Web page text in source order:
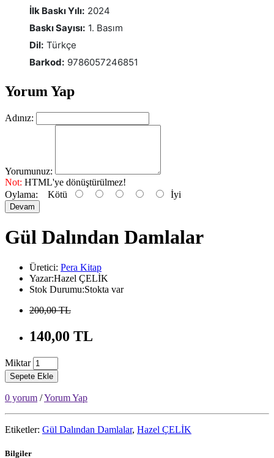
İlk Baskı Yılı: 2024
Baskı Sayısı: 1. Basım
Dil: Türkçe
Barkod: 9786057246851
Yorum Yap
Adınız:
Yorumunuz:
Not: HTML'ye dönüştürülmez!
Oylama: Kötü İyi
Devam
Gül Dalından Damlalar
Üretici: Pera Kitap
Yazar:Hazel ÇELİK
Stok Durumu:Stokta var
200,00 TL
140,00 TL
Miktar
Sepete Ekle
0 yorum /Yorum Yap
Etiketler: Gül Dalından Damlalar, Hazel ÇELİK
Bilgiler